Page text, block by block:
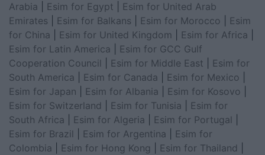
Arabia
Esim for Egypt
Esim for United Arab
Emirates
Esim for Balkans Esim for Morocco
Esim
for China
Esim for United Kingdom Esim for Africa
Esim for Latin America
Esim for GCC Gulf
Cooperation Council
Esim for Middle East
Esim for
South America
Esim for Canada Esim for Mexico
Esim for Japan
Esim for Albania Esim for Kosovo
Esim for Switzerland
Esim for Tunisia
Esim for
South Africa
Esim for Algeria Esim for Portugal
Esim for Brazil
Esim for Argentina
Esim for
Colombia
Esim for Hong Kong Esim for Thailand